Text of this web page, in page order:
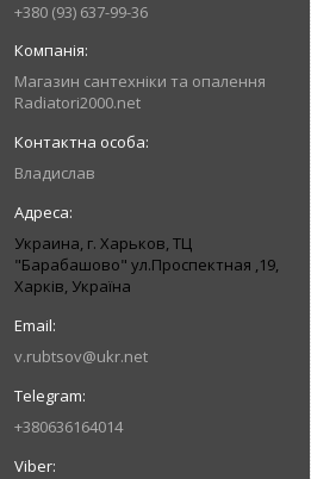
+380 (93) 637-99-36
Магазин сантехніки та опалення
Radiatori2000.net
Владислав
Украина, г. Харьков, ТЦ
"Барабашово" ул.Проспектная ,19,
Харків, Україна
v.rubtsov@ukr.net
+380636164014